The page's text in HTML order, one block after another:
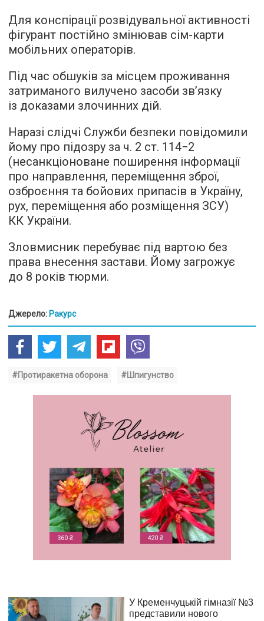
Для конспірації розвідувальної активності
фігурант постійно змінював сім-карти
мобільних операторів.
Під час обшуків за місцем проживання
затриманого вилучено засоби зв’язку
із доказами злочинних дій.
Наразі слідчі Служби безпеки повідомили
йому про підозру за ч. 2 ст. 114−2
(несанкціоноване поширення інформації
про направлення, переміщення зброї,
озброєння та бойових припасів в Україну,
рух, переміщення або розміщення ЗСУ)
КК України.
Зловмисник перебуває під вартою без
права внесення застави. Йому загрожує
до 8 років тюрми.
Джерело: Ракурс
#Протиракетна оборона #Шпигунство